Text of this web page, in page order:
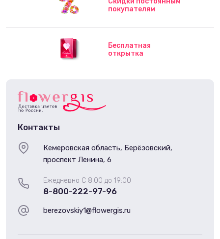
покупателям
Бесплатная
открытка
Контакты
Ежедневно С 8:00 до 19:00
8-800-222-97-96
Кемеровская область, Берёзовский,
проспект Ленина, 6
berezovskiy1@flowergis.ru